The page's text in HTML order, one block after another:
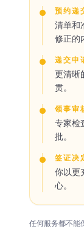
预约递
清单和
修正的
递交申
更清晰
贯。
领事审
专家检
批。
签证决
你以更
心。
任何服务都不能